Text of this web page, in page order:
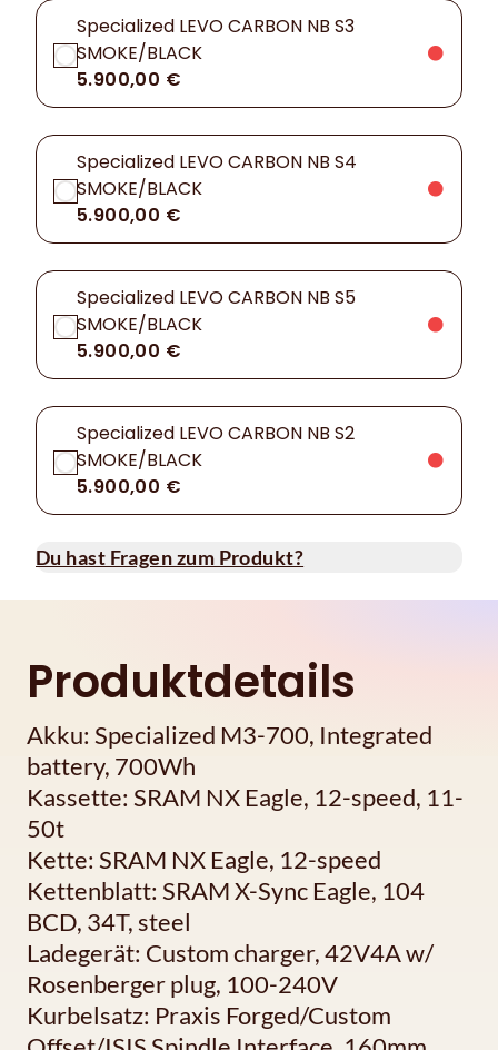
Specialized LEVO CARBON NB S3
SMOKE/BLACK
5.900,00 €
Specialized LEVO CARBON NB S4
SMOKE/BLACK
5.900,00 €
Specialized LEVO CARBON NB S5
SMOKE/BLACK
5.900,00 €
Specialized LEVO CARBON NB S2
SMOKE/BLACK
5.900,00 €
Du hast Fragen zum Produkt?
Produktdetails
Akku: Specialized M3-700, Integrated
battery, 700Wh
Kassette: SRAM NX Eagle, 12-speed, 11-
50t
Kette: SRAM NX Eagle, 12-speed
Kettenblatt: SRAM X-Sync Eagle, 104
BCD, 34T, steel
Ladegerät: Custom charger, 42V4A w/
Rosenberger plug, 100-240V
Kurbelsatz: Praxis Forged/Custom